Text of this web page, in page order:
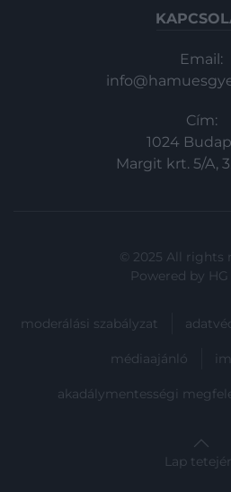
Email:
Cím:
1024
Margit krt. 5/A,
© 2025 All rights
Powered by
moderálási szabályzat
médiaajánló
akadálymentességi
Lap